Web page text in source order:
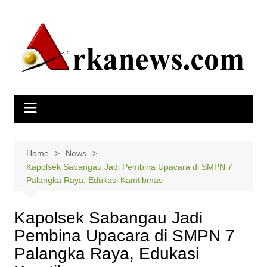
Home
News
Kapolsek Sabangau Jadi Pembina Upacara di SMPN 7
Palangka Raya, Edukasi Kamtibmas
Kapolsek Sabangau Jadi
Pembina Upacara di SMPN 7
Palangka Raya, Edukasi